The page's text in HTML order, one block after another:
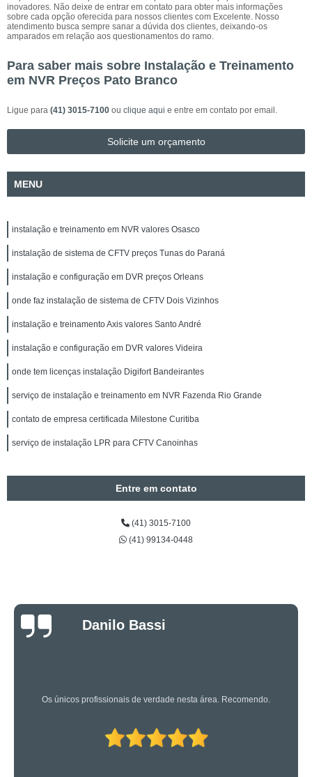
inovadores. Não deixe de entrar em contato para obter mais informações
sobre cada opção oferecida para nossos clientes com Excelente. Nosso
atendimento busca sempre sanar a dúvida dos clientes, deixando-os
amparados em relação aos questionamentos do ramo.
Para saber mais sobre Instalação e Treinamento
em NVR Preços Pato Branco
Ligue para (41) 3015-7100 ou clique aqui e entre em contato por email.
Solicite um orçamento
MENU
instalação e treinamento em NVR valores Osasco
instalação de sistema de CFTV preços Tunas do Paraná
instalação e configuração em DVR preços Orleans
onde faz instalação de sistema de CFTV Dois Vizinhos
instalação e treinamento Axis valores Santo André
instalação e configuração em DVR valores Videira
onde tem licenças instalação Digifort Bandeirantes
serviço de instalação e treinamento em NVR Fazenda Rio Grande
contato de empresa certificada Milestone Curitiba
serviço de instalação LPR para CFTV Canoinhas
Entre em contato
(41) 3015-7100
(41) 99134-0448
Luciano Rueda
Oliveira
Os caras são bons mesmo! Profissionais de primeira!